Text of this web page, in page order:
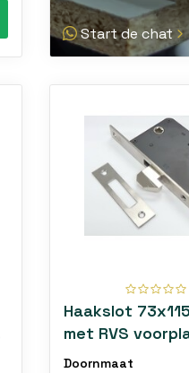
Start de chat
Haakslot
met RVS
45mm, PC 72mm
Doornmaat